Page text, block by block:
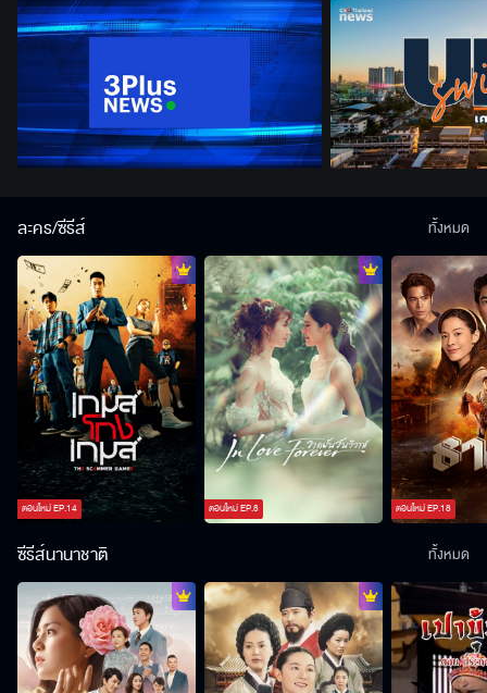
ละคร/ซีรีส์
ตอนใหม่EP.14 ตอนใหม่EP.8 ตอนใหม่EP.18
ทั้งหมด
ซีรีส์นานาชาติ ทั้งหมด